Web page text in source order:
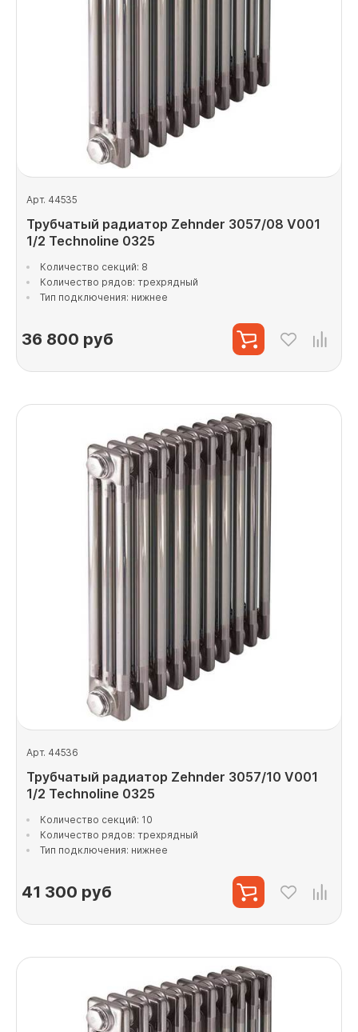
Арт. 44535
Трубчатый радиатор Zehnder 3057/08 V001
1/2 Technoline 0325
Количество секций: 8
Количество рядов: трехрядный
Тип подключения: нижнее
36 800 руб
Арт. 44536
Трубчатый радиатор Zehnder 3057/10 V001
1/2 Technoline 0325
Количество секций: 10
Количество рядов: трехрядный
Тип подключения: нижнее
41 300 руб